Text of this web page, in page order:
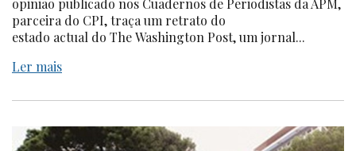
opinião publicado nos Cuadernos de Periodistas da APM,
parceira do CPI, traça um retrato do
estado actual do The Washington Post, um jornal...
Ler mais